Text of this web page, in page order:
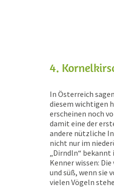
4.
In Österreich
diesem wichtigen
erscheinen noch
damit eine der
andere nützliche
nicht nur im
„Dirndln“
Kenner wissen:
und süß, wenn sie
vielen Vögeln